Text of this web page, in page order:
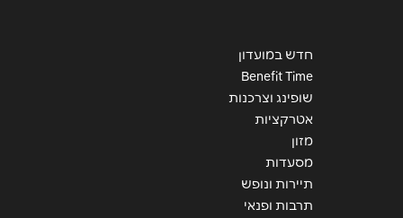
חדש במועדון
Benefit Time
שופינג וצרכנות
אטרקציות
מזון
מסעדות
תיירות ונופש
תרבות ופנאי